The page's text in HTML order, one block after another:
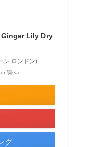
Ginger Lily Dry
ン ロンドン)
調べ）
グ